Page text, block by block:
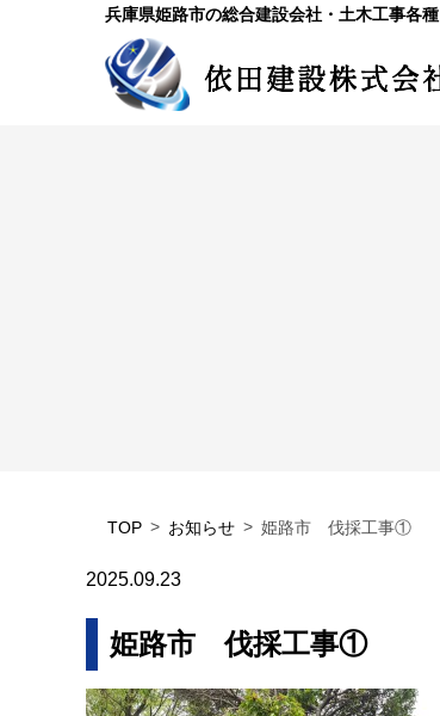
兵庫県姫路市の総合建設会社・土木工事各種
TOP お知らせ 姫路市 伐採工事①
2025.09.23
姫路市 伐採工事①